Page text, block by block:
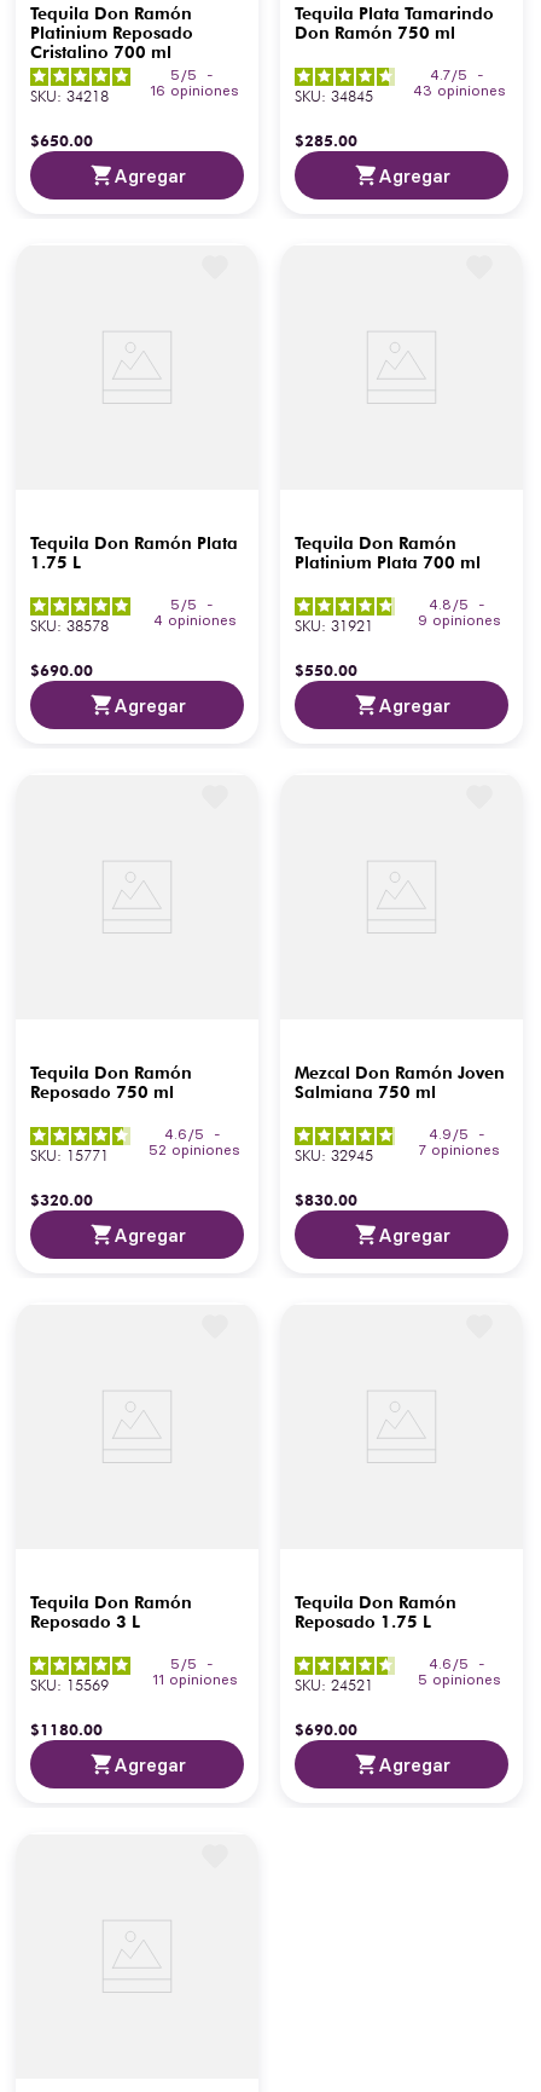
Tequila Don Ramón
Platinium Reposado
Cristalino 700 ml
5 /5
-
16 opiniones
SKU: 34218
$650.00
Agregar
Tequila Plata Tamarindo
Don Ramón 750 ml
4.7/5
-
43 opiniones
SKU: 34845
$285.00
Agregar
Tequila Don Ramón Plata
1.75 L
5 /5
-
4 opiniones
SKU: 38578
$690.00
Agregar
Tequila Don Ramón
Platinium Plata 700 ml
4.8 /5
-
9 opiniones
SKU: 31921
$550.00
Agregar
Tequila Don Ramón
Reposado 750 ml
4.6 /5
-
52 opiniones
SKU: 15771
$320.00
Agregar
Mezcal Don Ramón Joven
Salmiana 750 ml
4.9 /5
-
7 opiniones
SKU: 32945
$830.00
Agregar
Tequila Don Ramón
Reposado 3 L
5 /5
-
11 opiniones
SKU: 15569
$1180.00
Agregar
Tequila Don Ramón
Reposado 1.75 L
4.6 /5
-
5 opiniones
SKU: 24521
$690.00
Agregar